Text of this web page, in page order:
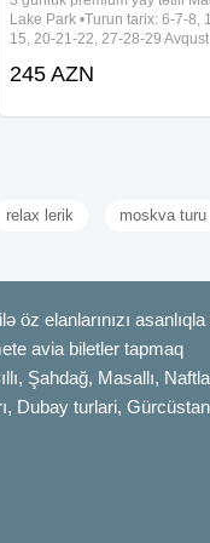
Lake Park •Turun tarix: 6-7-8,
15, 20-21-22, 27-28-29
245₼ - Townhouse (balkonlu)
245 AZN
relax lerik moskva turu
elanlarınızı
avia biletler tapmaq
Şahdağ, Masallı,
Dubay turlari,